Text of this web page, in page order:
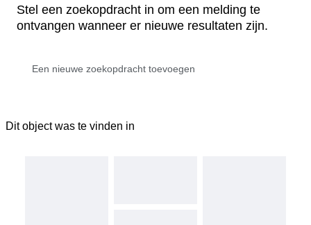
Stel een zoekopdracht in om een melding te
ontvangen wanneer er nieuwe resultaten zijn.
Dit object was te vinden in